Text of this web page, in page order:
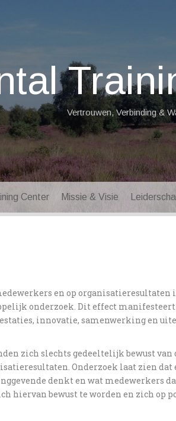
Vertrouwen, Verbinding &
Center Missie & Visie
en op
onderzoek. Dit effect
innovatie, samenwerking en
zich slechts gedeeltelijk bewust van
Onderzoek laat zien dat
denkt en wat medewerkers
hiervan bewust te worden en zich op